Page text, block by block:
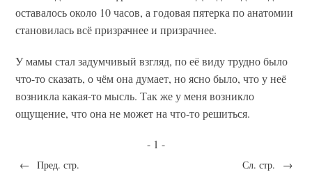
оставалось около 10 часов, а годовая пятерка по анатомии
становилась всё призрачнее и призрачнее.
У мамы стал задумчивый взгляд, по её виду трудно было
что-то сказать, о чём она думает, но ясно было, что у неё
возникла какая-то мысль. Так же у меня возникло
ощущение, что она не может на что-то решиться.
- 1 -
← Пред. стр. Сл. стр. →